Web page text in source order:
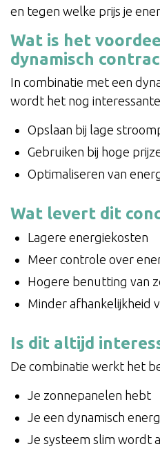
en tegen welke prijs je
Wat is het
dynamisch
In combinatie met een
wordt het nog
Opslaan bij lage
Gebruiken bij hoge
Optimaliseren van
Wat levert dit
Lagere energiekosten
Meer controle over
Hogere benutting van
Minder afhankelijkheid
Is dit altijd
De combinatie werkt het
Je zonnepanelen hebt
Je een dynamisch
Je systeem slim wordt